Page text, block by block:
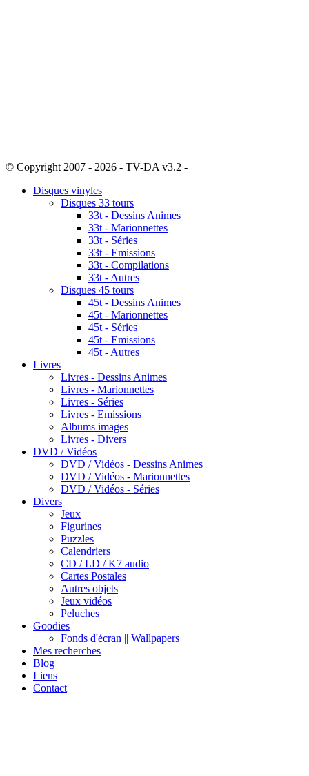
© Copyright 2007 - 2026 - TV-DA v3.2 -
Disques vinyles
Disques 33 tours
33t - Dessins Animes
33t - Marionnettes
33t - Séries
33t - Emissions
33t - Compilations
33t - Autres
Disques 45 tours
45t - Dessins Animes
45t - Marionnettes
45t - Séries
45t - Emissions
45t - Autres
Livres
Livres - Dessins Animes
Livres - Marionnettes
Livres - Séries
Livres - Emissions
Albums images
Livres - Divers
DVD / Vidéos
DVD / Vidéos - Dessins Animes
DVD / Vidéos - Marionnettes
DVD / Vidéos - Séries
Divers
Jeux
Figurines
Puzzles
Calendriers
CD / LD / K7 audio
Cartes Postales
Autres objets
Jeux vidéos
Peluches
Goodies
Fonds d'écran || Wallpapers
Mes recherches
Blog
Liens
Contact